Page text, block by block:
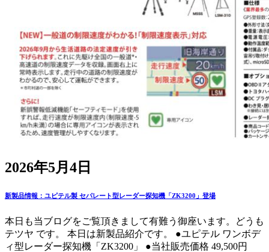
2026年5月4日
新製品情報：ユピテル製 セパレート型レーダー探知機「ZK3200」登場
本日も当ブログをご覧頂きまして有難う御座います。どうも
テツヤ です。 本日は新製品紹介です。 ●ユピテル ワンボデ
ィ型レーダー探知機「ZK3200」 ●当社販売価格 49,500円